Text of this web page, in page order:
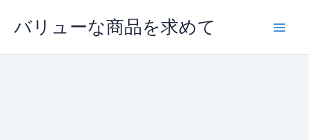
バリューな商品を求めて